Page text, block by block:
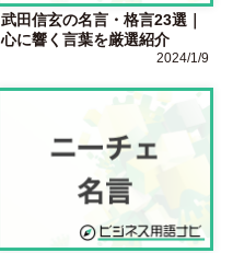
武田信玄の名言・格言23選｜
心に響く言葉を厳選紹介
2024/1/9